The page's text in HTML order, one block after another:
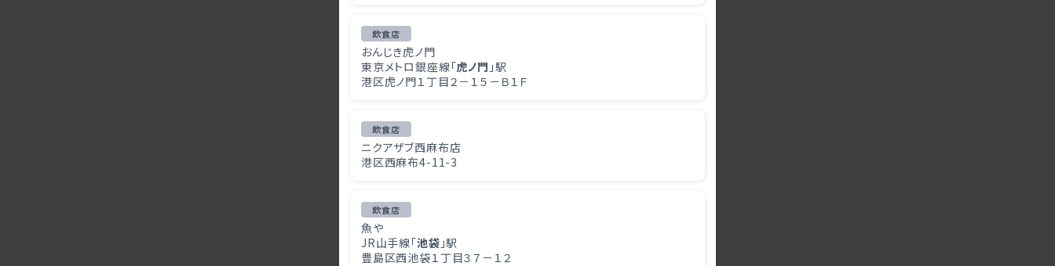
飲食店
おんじき虎ノ門
東京メトロ銀座線「虎ノ門 」駅
港区虎ノ門１丁目２－１５－Ｂ１Ｆ
飲食店
ニクアザブ西麻布店
港区西麻布4-11-3
飲食店
魚や
JR山手線「池袋 」駅
豊島区西池袋１丁目３７－１２